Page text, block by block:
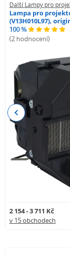
Další Lampy pro
Lampa pro
(V13H010L97),
100 %
(2 hodnocení)
2 154 - 3 711 Kč
v 15 obchodech
Previous